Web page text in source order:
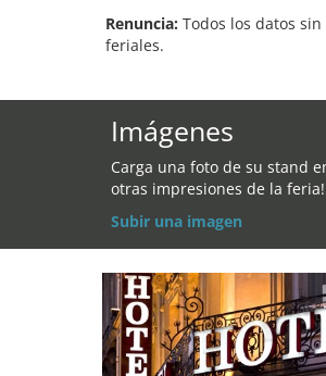
Renuncia: Todos los datos
feriales.
Imágenes
Carga una foto de su stand
otras impresiones de la feria!
Subir una imagen